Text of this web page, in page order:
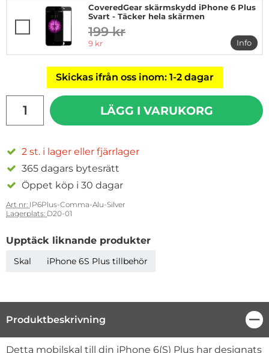
CoveredGear skärmskydd iPhone 6 Plus
Svart - Täcker hela skärmen
tidigare pris
199 kr
rea pris
9 kr
Info
mer
Skickas ifrån oss inom: 1-2 dagar
LÄGG I VARUKORG
2 st. i lager eller fjärrlager
365 dagars bytesrätt
Öppet köp i 30 dagar
Art nr: IP6Plus-Comma-Alu-Silver
Lagerplats: D20-01
Upptäck liknande produkter
Skal iPhone 6S Plus tillbehör
Produktbeskrivning
Produktbeskrivning
Detta mobilskal till din iPhone 6(S) Plus har designats